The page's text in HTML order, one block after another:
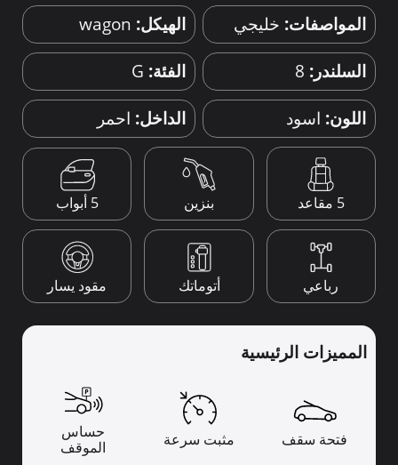
المواصفات: خليجي الهيكل: wagon
السلندر: 8 الفئة: G
اللون: اسود الداخل: احمر
5 مقاعد بنزين 5 أبواب
رباعي أتوماتك مقود يسار
المميزات الرئيسية
فتحة سقف مثبت سرعة
حساس
الموقف